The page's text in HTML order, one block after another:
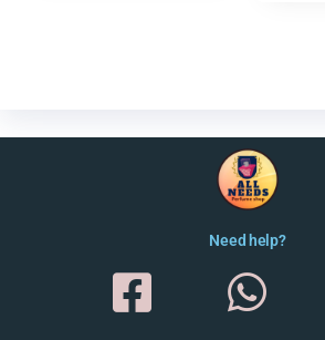
Need help?